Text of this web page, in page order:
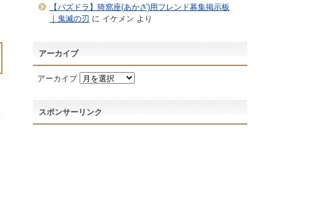
【パズドラ】猗窩座(あかざ)用フレンド募集掲示板
｜鬼滅の刃 に イケメン より
アーカイブ
アーカイブ
スポンサーリンク